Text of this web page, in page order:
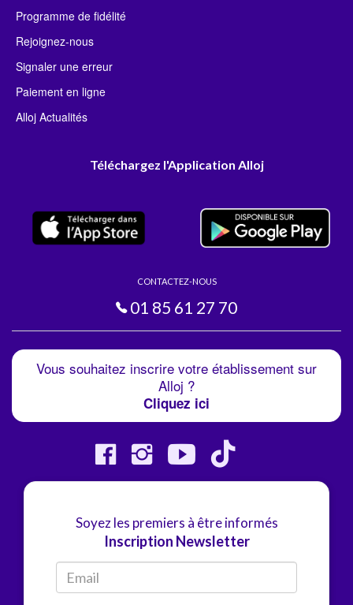
Programme de fidélité
Rejoignez-nous
Signaler une erreur
Paiement en ligne
Alloj Actualités
Téléchargez l'Application Alloj
CONTACTEZ-NOUS
01 85 61 27 70
Vous souhaitez inscrire votre établissement sur
Alloj ?
Cliquez ici
Soyez les premiers à être informés
Inscription Newsletter